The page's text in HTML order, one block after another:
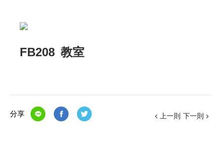
FB208 教室
分享 上一則 下一則